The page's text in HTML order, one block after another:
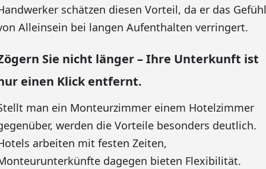
schätzen diesen Vorteil, da er das Gefühl
Alleinsein bei langen Aufenthalten verringert.
Sie nicht länger – Ihre Unterkunft ist
einen Klick entfernt.
man ein Monteurzimmer einem Hotelzimmer
werden die Vorteile besonders deutlich.
arbeiten mit festen Zeiten,
dagegen bieten Flexibilität.